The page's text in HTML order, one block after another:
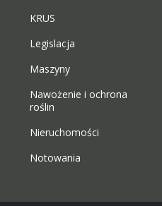
KRUS
Legislacja
Maszyny
Nawożenie i ochrona
roślin
Nieruchomości
Notowania